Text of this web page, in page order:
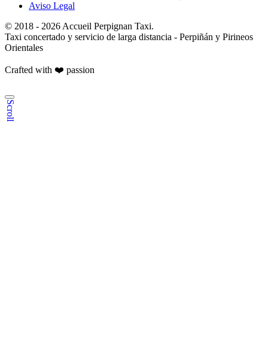
Aviso Legal
© 2018 - 2026 Accueil Perpignan Taxi.
Taxi concertado y servicio de larga distancia - Perpiñán y Pirineos
Orientales
Crafted with ❤️ passion
Scroll